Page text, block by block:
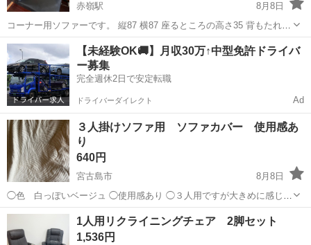
赤嶺駅
8月8日
コーナー用ソファーです。 縦87 横87 座るところの高さ35 背もたれの
ところ高さ57 デッドスペースのご活用にいかがですか？ ノークレー
ム、ノーリターンでよろしくお願いします。
沖縄 那覇市 赤嶺駅 ソファ
【未経験OK🚚】月収30万↑中型免許ドライバ
ー募集
完全週休2日で安定転職
ドライバーダイレクト Ad
３人掛けソファ用 ソファカバー 使用感あ
り
640円
宮古島市
8月8日
◯色 白っぽいベージュ ◯使用感あり ◯３人用ですが大きめに感じま
す。 ◯毛玉もあるので気にならない方が良いです
沖縄 宮古島市 ソファ ベージュ
1人用リクライニングチェア 2脚セット
1,536円